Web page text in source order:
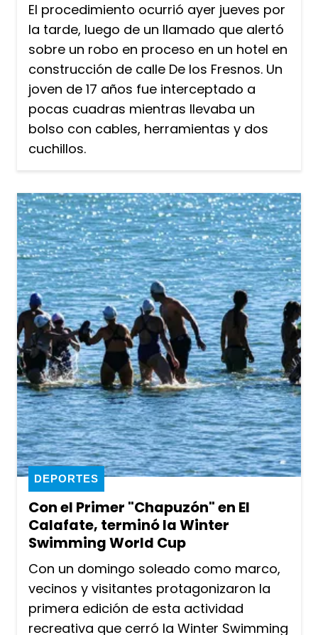
El procedimiento ocurrió ayer jueves por
la tarde, luego de un llamado que alertó
sobre un robo en proceso en un hotel en
construcción de calle De los Fresnos. Un
joven de 17 años fue interceptado a
pocas cuadras mientras llevaba un
bolso con cables, herramientas y dos
cuchillos.
Con el Primer "Chapuzón" en El
Calafate, terminó la Winter
Swimming World Cup
DEPORTES
Con un domingo soleado como marco,
vecinos y visitantes protagonizaron la
primera edición de esta actividad
recreativa que cerró la Winter Swimming